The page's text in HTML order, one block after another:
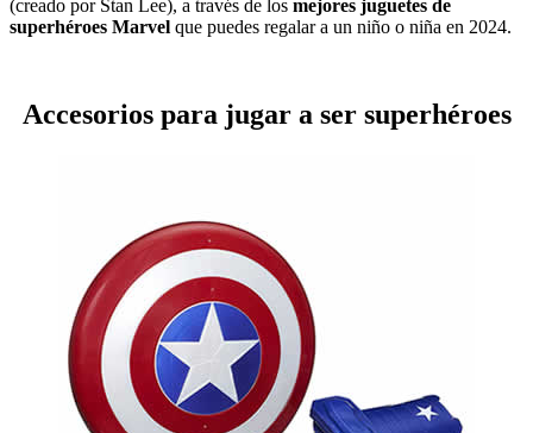
(creado por Stan Lee), a través de los mejores juguetes de
superhéroes Marvel que puedes regalar a un niño o niña en 2024.
Accesorios para jugar a ser superhéroes